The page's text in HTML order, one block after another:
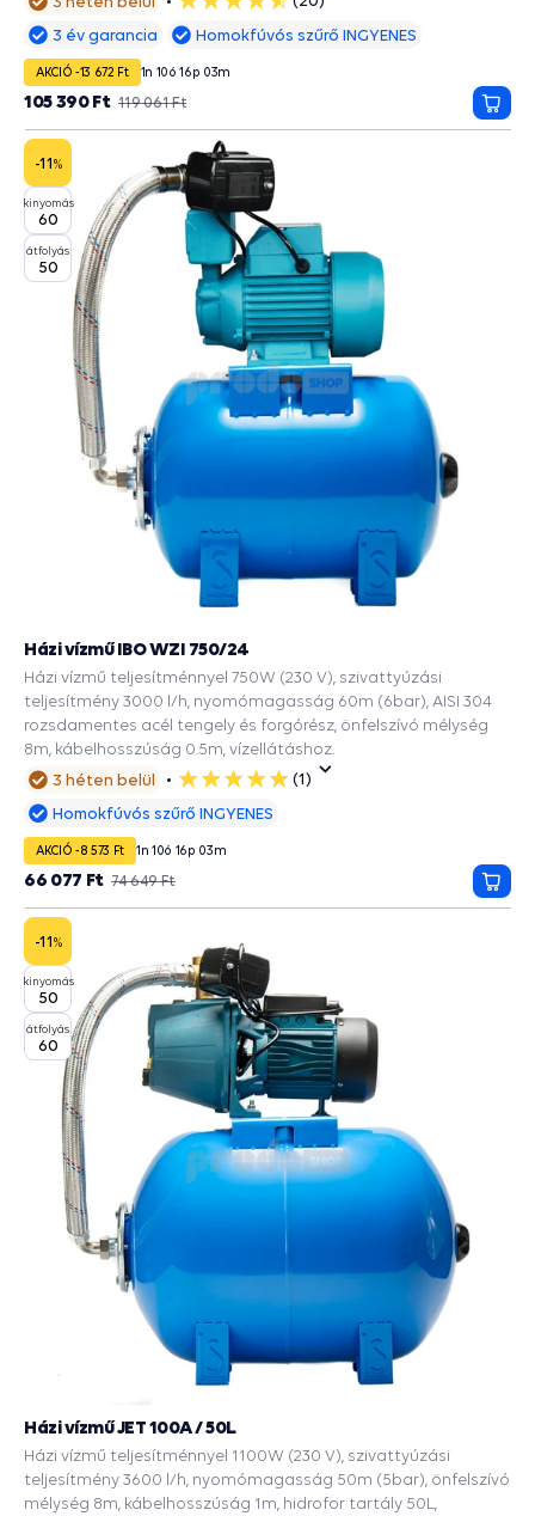
csillag
3 év garancia Homokfúvós szűrő INGYENES
AKCIÓ -13 672 Ft 1n 10ó 16p 02m
119 061 Ft
105 390 Ft
-11%
kinyomás
60
átfolyás
50
3 héten belül
5
csillag
(1)
Házi vízmű IBO WZI 750/24
Házi vízmű teljesítménnyel 750W (230 V), szivattyúzási
teljesítmény 3000 l/h, nyomómagasság 60m (6bar), AISI 304
rozsdamentes acél tengely és forgórész, önfelszívó mélység
8m, kábelhosszúság 0.5m, vízellátáshoz.
Homokfúvós szűrő INGYENES
AKCIÓ -8 573 Ft 1n 10ó 16p 02m
74 649 Ft
66 077 Ft
-11%
kinyomás
50
átfolyás
60
Házi vízmű JET 100A / 50L
Házi vízmű teljesítménnyel 1100W (230 V), szivattyúzási
teljesítmény 3600 l/h, nyomómagasság 50m (5bar), önfelszívó
mélység 8m, kábelhosszúság 1m, hidrofor tartály 50L,